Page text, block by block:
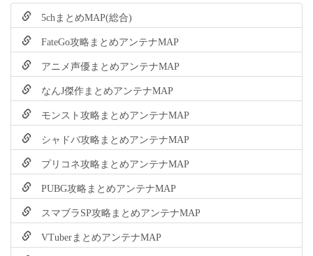
5chまとめMAP(総合)
FateGo攻略まとめアンテナMAP
アニメ声優まとめアンテナMAP
なんJ傑作まとめアンテナMAP
モンスト攻略まとめアンテナMAP
シャドバ攻略まとめアンテナMAP
プリコネ攻略まとめアンテナMAP
PUBG攻略まとめアンテナMAP
スマブラSP攻略まとめアンテナMAP
VTuberまとめアンテナMAP